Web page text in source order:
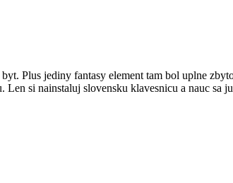
Plus jediny fantasy element tam bol uplne
si nainstaluj slovensku klavesnicu a nauc sa